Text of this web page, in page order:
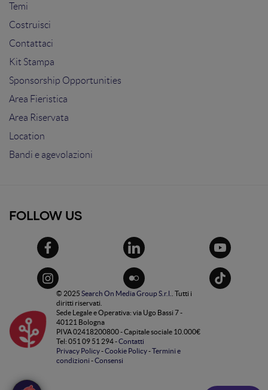
Temi
Costruisci
Contattaci
Kit Stampa
Sponsorship Opportunities
Area Fieristica
Area Riservata
Location
Bandi e agevolazioni
FOLLOW US
© 2025 Search On Media Group S.r.l.
. Tutti i
diritti riservati.
Sede Legale e Operativa: via Ugo Bassi 7 -
40121 Bologna
PIVA 02418200800 - Capitale sociale 10.000€
Tel: 051 09 51 294 -Contatti
Privacy Policy-Cookie Policy-Termini e
condizioni -Consensi